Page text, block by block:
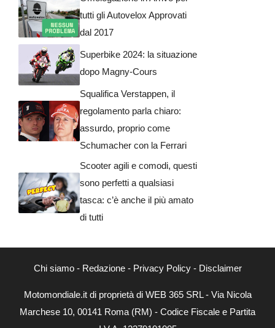
tutti gli Autovelox Approvati
dal 2017
Superbike 2024: la situazione
dopo Magny-Cours
Squalifica Verstappen, il
regolamento parla chiaro:
assurdo, proprio come
Schumacher con la Ferrari
Scooter agili e comodi, questi
sono perfetti a qualsiasi
tasca: c’è anche il più amato
di tutti
Chi siamo- Redazione- Privacy Policy- Disclaimer
Motomondiale.it di proprietà di WEB 365 SRL - Via Nicola
Marchese 10, 00141 Roma (RM) - Codice Fiscale e Partita